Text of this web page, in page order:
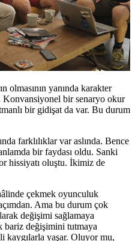
olmasının yanında karakter
Konvansiyonel bir senaryo okur
bir gidişat da var. Bu durum
farklılıklar var aslında. Bence
bir faydası oldu. Sanki
hissiyatı oluştu. İkimiz de
çekmek oyunculuk
Ama bu durum çok
değişimi sağlamaya
bariz değişimini tutmaya
kaygılarla yaşar. Oluyor mu,